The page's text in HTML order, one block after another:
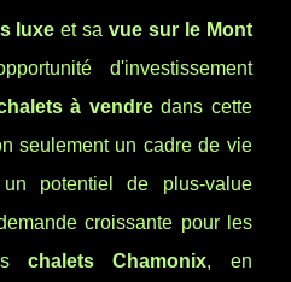
luxe et savue sur le Mont
d'investissement
à vendredans cette
seulement un cadre de vie
potentiel de plus-value
croissante pour les
chalets Chamonix, en